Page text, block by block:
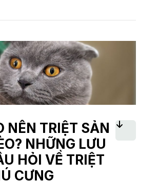
NÊN TRIỆT SẢN
NHỮNG LƯU
HỎI VỀ TRIỆT
CƯNG